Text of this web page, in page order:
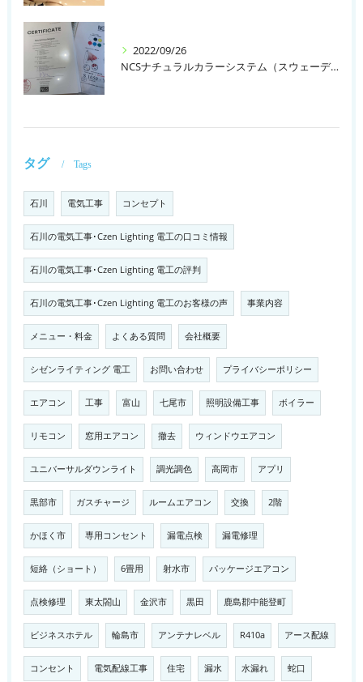
2022/09/26
NCSナチュラルカラーシステム（スウェーデン）
タグ Tags
石川 電気工事 コンセプト
石川の電気工事･Czen Lighting 電工の口コミ情報
石川の電気工事･Czen Lighting 電工の評判
石川の電気工事･Czen Lighting 電工のお客様の声 事業内容
メニュー・料金 よくある質問 会社概要
シゼンライティング 電工 お問い合わせ プライバシーポリシー
エアコン 工事 富山 七尾市 照明設備工事 ボイラー
リモコン 窓用エアコン 撤去 ウィンドウエアコン
ユニバーサルダウンライト 調光調色 高岡市 アプリ
黒部市 ガスチャージ ルームエアコン 交換 2階
かほく市 専用コンセント 漏電点検 漏電修理
短絡（ショート） 6畳用 射水市 パッケージエアコン
点検修理 東太閤山 金沢市 黒田 鹿島郡中能登町
ビジネスホテル 輪島市 アンテナレベル R410a アース配線
コンセント 電気配線工事 住宅 漏水 水漏れ 蛇口